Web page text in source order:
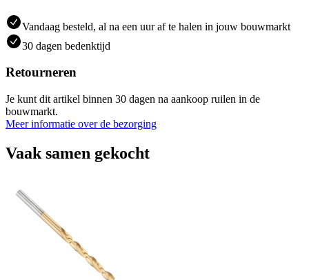
Vandaag besteld, al na een uur af te halen in jouw bouwmarkt
30 dagen bedenktijd
Retourneren
Je kunt dit artikel binnen 30 dagen na aankoop ruilen in de
bouwmarkt.
Meer informatie over de bezorging
Vaak samen gekocht